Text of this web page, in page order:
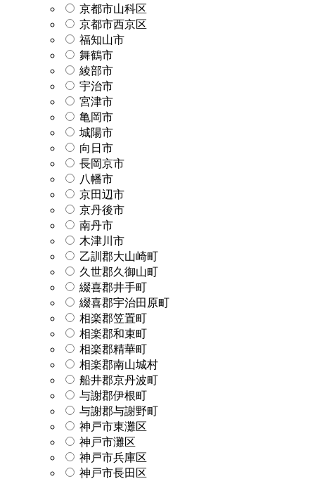
京都市山科区
京都市西京区
福知山市
舞鶴市
綾部市
宇治市
宮津市
亀岡市
城陽市
向日市
長岡京市
八幡市
京田辺市
京丹後市
南丹市
木津川市
乙訓郡大山崎町
久世郡久御山町
綴喜郡井手町
綴喜郡宇治田原町
相楽郡笠置町
相楽郡和束町
相楽郡精華町
相楽郡南山城村
船井郡京丹波町
与謝郡伊根町
与謝郡与謝野町
神戸市東灘区
神戸市灘区
神戸市兵庫区
神戸市長田区